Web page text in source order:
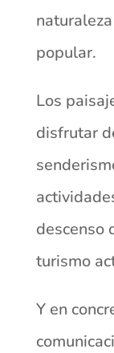
popular.
Los
disfrutar
descenso
turismo
Y en